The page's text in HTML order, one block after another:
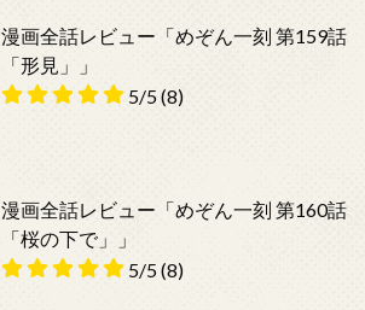
漫画全話レビュー「めぞん一刻 第159話
「形見」」
5/5(8)
漫画全話レビュー「めぞん一刻 第160話
「桜の下で」」
5/5(8)